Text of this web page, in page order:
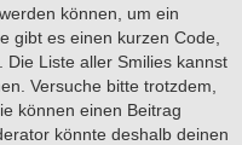
können, um ein
gibt es einen kurzen Code,
Liste aller Smilies kannst
Versuche bitte trotzdem,
können einen Beitrag
könnte deshalb deinen